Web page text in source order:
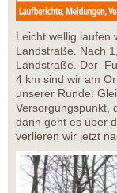
Leicht wellig laufen
Landstraße. Nach
Landstraße. Der
4 km sind wir am
unserer Runde.
Versorgungspunkt,
dann geht es über
verlieren wir jetzt